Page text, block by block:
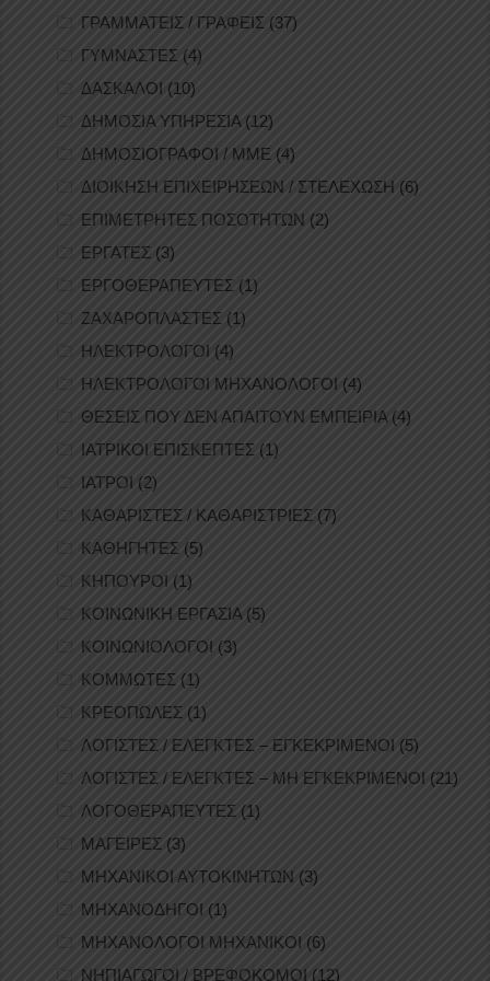
ΓΡΑΜΜΑΤΕΙΣ / ΓΡΑΦΕΙΣ (37)
ΓΥΜΝΑΣΤΕΣ (4)
ΔΑΣΚΑΛΟΙ (10)
ΔΗΜΟΣΙΑ ΥΠΗΡΕΣΙΑ(12)
ΔΗΜΟΣΙΟΓΡΑΦΟΙ / ΜΜΕ (4)
ΔΙΟΙΚΗΣΗ ΕΠΙΧΕΙΡΗΣΕΩΝ / ΣΤΕΛΕΧΩΣΗ (6)
ΕΠΙΜΕΤΡΗΤΕΣ ΠΟΣΟΤΗΤΩΝ (2)
ΕΡΓΑΤΕΣ (3)
ΕΡΓΟΘΕΡΑΠΕΥΤΕΣ (1)
ΖΑΧΑΡΟΠΛΑΣΤΕΣ (1)
ΗΛΕΚΤΡΟΛΟΓΟΙ (4)
ΗΛΕΚΤΡΟΛΟΓΟΙ ΜΗΧΑΝΟΛΟΓΟΙ (4)
ΘΕΣΕΙΣ ΠΟΥ ΔΕΝ ΑΠΑΙΤΟΥΝ ΕΜΠΕΙΡΙΑ (4)
ΙΑΤΡΙΚΟΙ ΕΠΙΣΚΕΠΤΕΣ (1)
ΙΑΤΡΟΙ (2)
ΚΑΘΑΡΙΣΤΕΣ / ΚΑΘΑΡΙΣΤΡΙΕΣ (7)
ΚΑΘΗΓΗΤΕΣ (5)
ΚΗΠΟΥΡΟΙ (1)
ΚΟΙΝΩΝΙΚΗ ΕΡΓΑΣΙΑ(5)
ΚΟΙΝΩΝΙΟΛΟΓΟΙ (3)
ΚΟΜΜΩΤΕΣ (1)
ΚΡΕΟΠΩΛΕΣ (1)
ΛΟΓΙΣΤΕΣ / ΕΛΕΓΚΤΕΣ – ΕΓΚΕΚΡΙΜΕΝΟΙ (5)
ΛΟΓΙΣΤΕΣ / ΕΛΕΓΚΤΕΣ – ΜΗ ΕΓΚΕΚΡΙΜΕΝΟΙ (21)
ΛΟΓΟΘΕΡΑΠΕΥΤΕΣ (1)
ΜΑΓΕΙΡΕΣ (3)
ΜΗΧΑΝΙΚΟΙ ΑΥΤΟΚΙΝΗΤΩΝ (3)
ΜΗΧΑΝΟΔΗΓΟΙ (1)
ΜΗΧΑΝΟΛΟΓΟΙ ΜΗΧΑΝΙΚΟΙ (6)
ΝΗΠΙΑΓΩΓΟΙ / ΒΡΕΦΟΚΟΜΟΙ (12)